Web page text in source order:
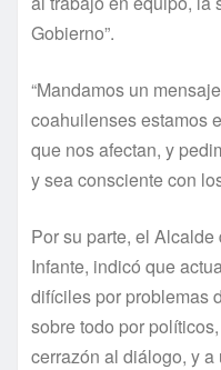
Gobierno”.
“Mandamos un
coahuilenses estamos
que nos afectan, y
y sea consciente con
Por su parte, el
Infante, indicó que
difíciles por problemas
sobre todo por
cerrazón al diálogo, y